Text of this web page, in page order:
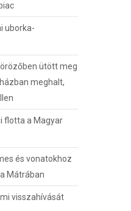
uborka-
ütött meg
meghalt,
flotta a Magyar
és vonatokhoz
Mátrában
visszahívását